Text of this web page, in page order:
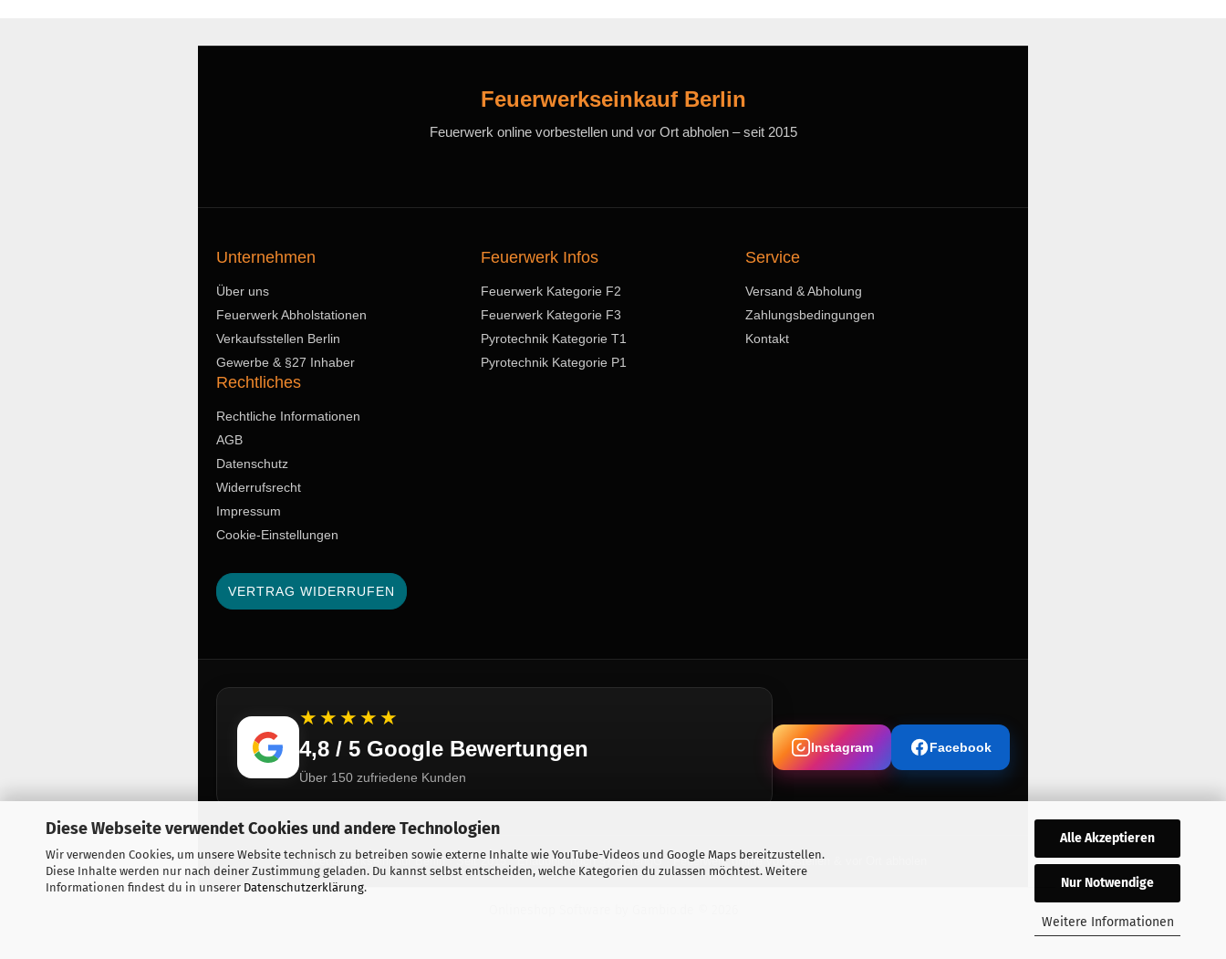
Diese Webseite verwendet Cookies und andere Technologien
Wir verwenden Cookies, um unsere Website technisch zu betreiben sowie externe Inhalte wie YouTube-Videos und Google Maps bereitzustellen.
Diese Inhalte werden nur nach deiner Zustimmung geladen. Du kannst selbst entscheiden, welche Kategorien du zulassen möchtest. Weitere
Informationen findest du in unserer Datenschutzerklärung.
Alle Akzeptieren
Nur Notwendige
Weitere Informationen
Feuerwerkseinkauf Berlin
Feuerwerk online vorbestellen und vor Ort abholen – seit 2015
Unternehmen
Über uns
Feuerwerk Abholstationen
Verkaufsstellen Berlin
Gewerbe & §27 Inhaber
Feuerwerk Infos
Feuerwerk Kategorie F2
Feuerwerk Kategorie F3
Pyrotechnik Kategorie T1
Pyrotechnik Kategorie P1
Service
Versand & Abholung
Zahlungsbedingungen
Kontakt
Rechtliches
Rechtliche Informationen
AGB
Datenschutz
Widerrufsrecht
Impressum
Cookie-Einstellungen
VERTRAG WIDERRUFEN
★★★★★
4,8 / 5 Google Bewertungen
Über 150 zufriedene Kunden
Instagram Facebook
© Feuerwerkseinkauf Berlin · Seit 2015 · Erlaubnis nach §7 SprengG · Feuerwerk online vorbestellen & vor Ort abholen